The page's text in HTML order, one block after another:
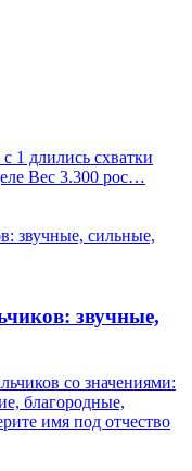
1 длились схватки
Вес 3.300 рос…
звучные,
со значениями:
благородные,
имя под отчество